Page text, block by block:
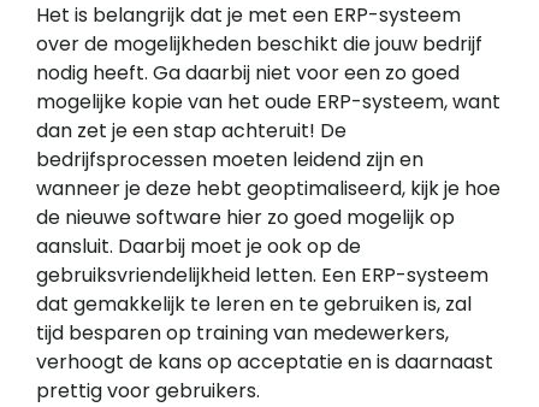
Het is belangrijk dat je met een ERP-systeem
over de mogelijkheden beschikt die jouw bedrijf
nodig heeft. Ga daarbij niet voor een zo goed
mogelijke kopie van het oude ERP-systeem, want
dan zet je een stap achteruit! De
bedrijfsprocessen moeten leidend zijn en
wanneer je deze hebt geoptimaliseerd, kijk je hoe
de nieuwe software hier zo goed mogelijk op
aansluit. Daarbij moet je ook op de
gebruiksvriendelijkheid letten. Een ERP-systeem
dat gemakkelijk te leren en te gebruiken is, zal
tijd besparen op training van medewerkers,
verhoogt de kans op acceptatie en is daarnaast
prettig voor gebruikers.